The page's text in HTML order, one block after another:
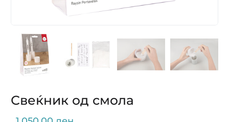
Свеќник од смола